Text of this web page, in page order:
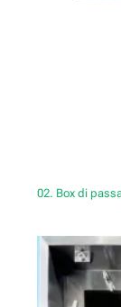
02. Box di